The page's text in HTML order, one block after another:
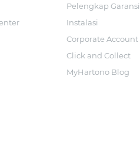
Pelengkap Garansi
Instalasi
Corporate Account
Click and Collect
MyHartono Blog